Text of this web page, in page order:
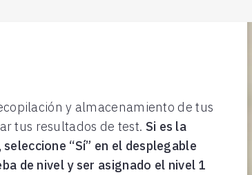
y almacenamiento de tus
tus resultados de test. Si es la
“Sí” en el desplegable
de nivel y ser asignado el nivel 1